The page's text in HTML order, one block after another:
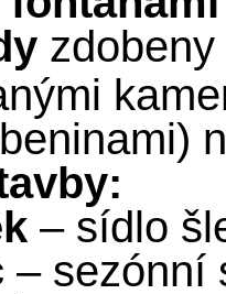
zdobeny
– sídlo
– sezónní